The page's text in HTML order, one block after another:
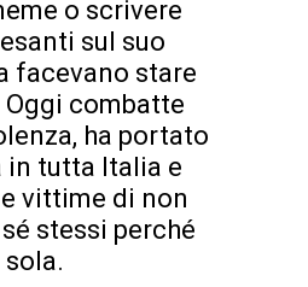
o scrivere
sul suo
facevano stare
combatte
ha portato
in tutta Italia e
vittime di non
stessi perché
sola.